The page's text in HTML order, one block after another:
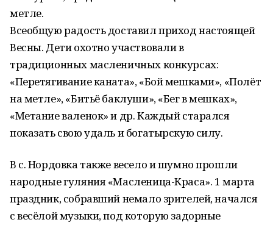
метле.
Всеобщую радость доставил приход настоящей
Весны. Дети охотно участвовали в
традиционных масленичных конкурсах:
«Перетягивание каната», «Бой мешками», «Полёт
на метле», «Битьё баклуши», «Бег в мешках»,
«Метание валенок» и др. Каждый старался
показать свою удаль и богатырскую силу.
В с. Нордовка также весело и шумно прошли
народные гуляния «Масленица-Краса». 1 марта
праздник, собравший немало зрителей, начался
с весёлой музыки, под которую задорные